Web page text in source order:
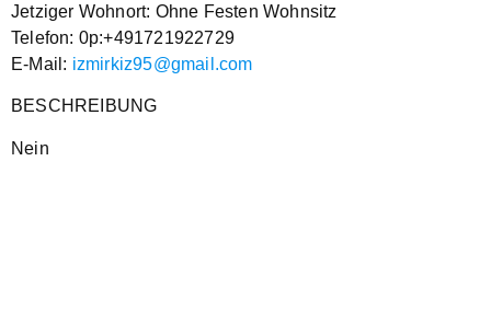
Jetziger Wohnort: Ohne Festen Wohnsitz
Telefon: 0p:+491721922729
E-Mail: izmirkiz95@gmail.com
BESCHREIBUNG
Nein